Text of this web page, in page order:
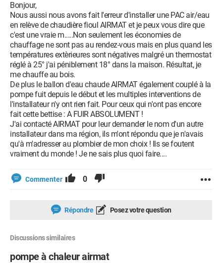
Bonjour,
Nous aussi nous avons fait l'erreur d'installer une PAC air/eau
en relève de chaudière fioul AIRMAT et je peux vous dire que
c'est une vraie m.....Non seulement les économies de
chauffage ne sont pas au rendez-vous mais en plus quand les
températures extèrieures sont négatives malgré un thermostat
réglé à 25° j'ai péniblement 18° dans la maison. Résultat, je
me chauffe au bois.
De plus le ballon d'eau chaude AIRMAT également couplé à la
pompe fuit depuis le début et les multiples interventions de
l'installateur n'y ont rien fait. Pour ceux qui n'ont pas encore
fait cette bettise : A FUIR ABSOLUMENT !
J'ai contacté AIRMAT pour leur demander le nom d'un autre
installateur dans ma région, ils m'ont répondu que je n'avais
qu'à m'adresser au plombier de mon choix ! Ils se foutent
vraiment du monde ! Je ne sais plus quoi faire....
Commenter 0
Répondre Posez votre question
Discussions similaires
pompe à chaleur airmat